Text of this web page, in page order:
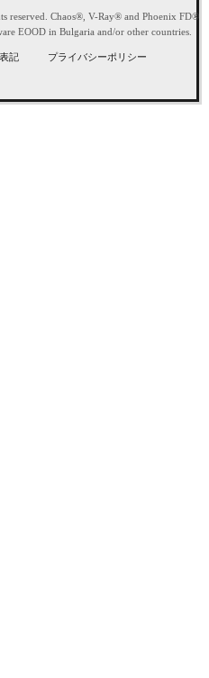
reserved. Chaos®, V-Ray® and Phoenix FD®
EOOD in Bulgaria and/or other countries.
記
プライバシーポリシー